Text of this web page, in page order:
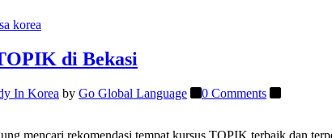
di Bekasi
In Korea by Go Global Language
0 Comments
mencari rekomendasi tempat kursus TOPIK terbaik dan